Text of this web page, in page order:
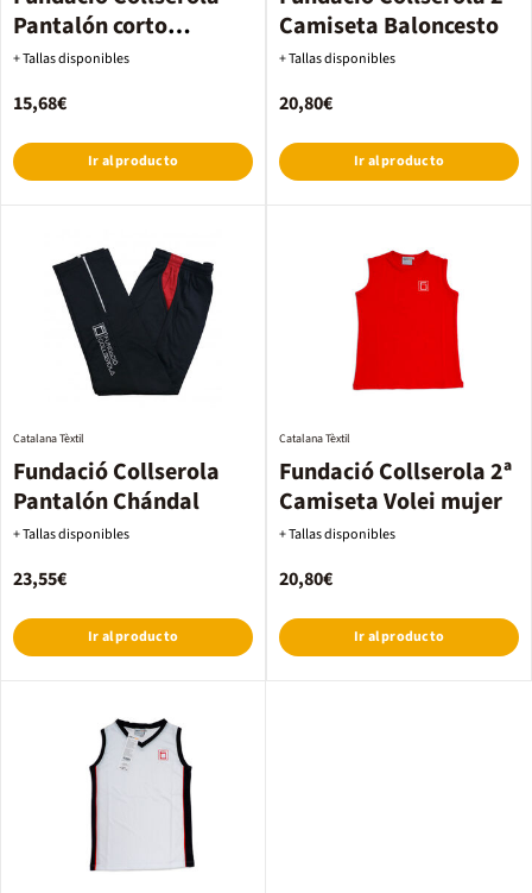
Pantalón corto
Fútbol/Handbol/Voley
+ Tallas disponibles
15,68€
Ir al producto
Camiseta Baloncesto
+ Tallas disponibles
20,80€
Ir al producto
Fundació Collserola
Pantalón Chándal
Catalana Tèxtil
+ Tallas disponibles
23,55€
Ir al producto
Fundació Collserola 2ª
Camiseta Volei mujer
Catalana Tèxtil
+ Tallas disponibles
20,80€
Ir al producto